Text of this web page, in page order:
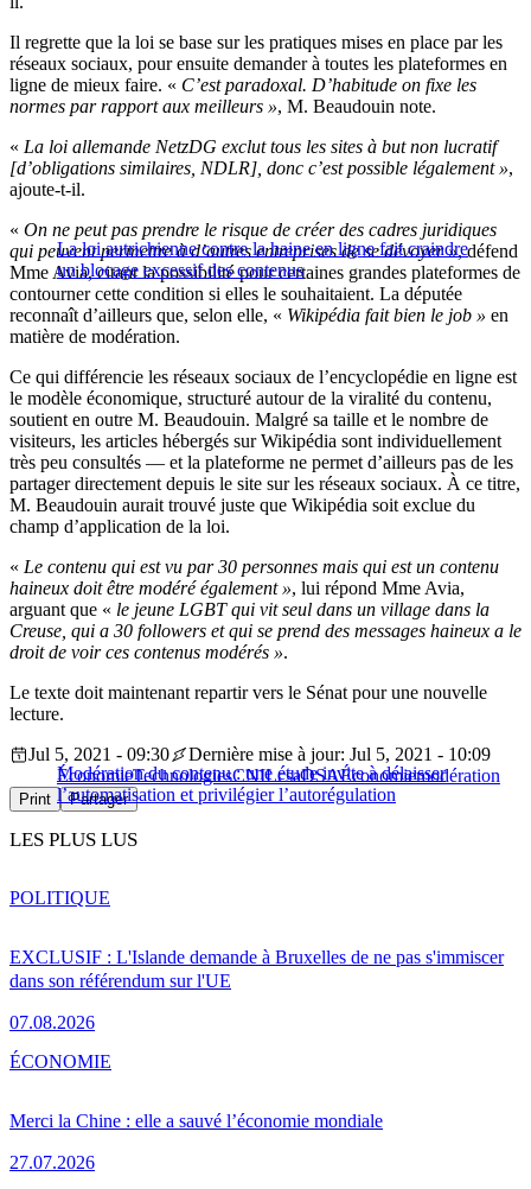
Il regrette que la loi se base sur les pratiques mises en place par les
réseaux sociaux, pour ensuite demander à toutes les plateformes en
ligne de mieux faire. « C’est paradoxal. D’habitude on fixe les
normes par rapport aux meilleurs », M. Beaudouin note.
« La loi allemande NetzDG exclut tous les sites à but non lucratif
[d’obligations similaires, NDLR], donc c’est possible légalement »,
ajoute-t-il.
La loi autrichienne contre la haine en ligne fait craindre
un blocage excessif des contenus
« On ne peut pas prendre le risque de créer des cadres juridiques
qui peuvent permettre à d’autres entreprises de se dévoyer », défend
Mme Avia, citant la possibilité pour certaines grandes plateformes de
contourner cette condition si elles le souhaitaient. La députée
reconnaît d’ailleurs que, selon elle, « Wikipédia fait bien le job » en
matière de modération.
Ce qui différencie les réseaux sociaux de l’encyclopédie en ligne est
le modèle économique, structuré autour de la viralité du contenu,
soutient en outre M. Beaudouin. Malgré sa taille et le nombre de
visiteurs, les articles hébergés sur Wikipédia sont individuellement
très peu consultés — et la plateforme ne permet d’ailleurs pas de les
partager directement depuis le site sur les réseaux sociaux. À ce titre,
M. Beaudouin aurait trouvé juste que Wikipédia soit exclue du
champ d’application de la loi.
« Le contenu qui est vu par 30 personnes mais qui est un contenu
haineux doit être modéré également », lui répond Mme Avia,
arguant que « le jeune LGBT qui vit seul dans un village dans la
Creuse, qui a 30 followers et qui se prend des messages haineux a le
droit de voir ces contenus modérés ».
Le texte doit maintenant repartir vers le Sénat pour une nouvelle
lecture.
Modération du contenu : une étude invite à délaisser
l’automatisation et privilégier l’autorégulation
Jul 5, 2021 - 09:30
Dernière mise à jour: Jul 5, 2021 - 10:09
ÉconomieTechnologiesCNILcsaDSAÉconomiemodération
Print Partager
LES PLUS LUS
EXCLUSIF : L'Islande demande à Bruxelles de ne pas s'immiscer
dans son référendum sur l'UE
07.08.2026
POLITIQUE
Merci la Chine : elle a sauvé l’économie mondiale
27.07.2026
ÉCONOMIE